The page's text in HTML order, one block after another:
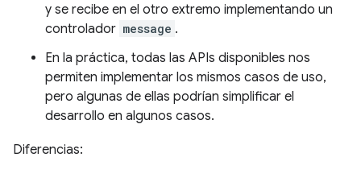
y se recibe en el otro extremo implementando un
controlador message .
En la práctica, todas las APIs disponibles nos
permiten implementar los mismos casos de uso,
pero algunas de ellas podrían simplificar el
desarrollo en algunos casos.
Diferencias: